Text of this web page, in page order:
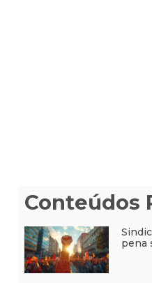
Conteúdos
pena